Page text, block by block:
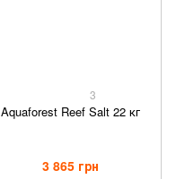
3
Aquaforest Reef Salt 22 кг
3 865 грн